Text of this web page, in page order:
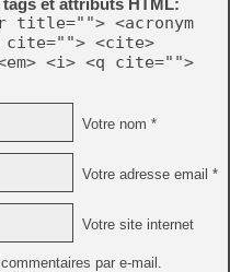
et attributs HTML:
title=""> <acronym
cite=""> <cite>
<i> <q cite="">
Votre nom *
Votre adresse email *
Votre site internet
par e-mail.